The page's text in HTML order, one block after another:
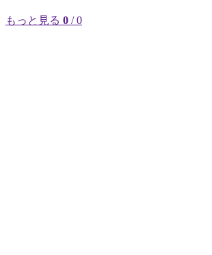
もっと見る 0 / 0